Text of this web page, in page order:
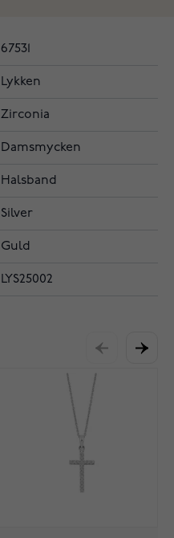
67531
Lykken
Zirconia
Damsmycken
Halsband
Silver
Guld
LYS25002